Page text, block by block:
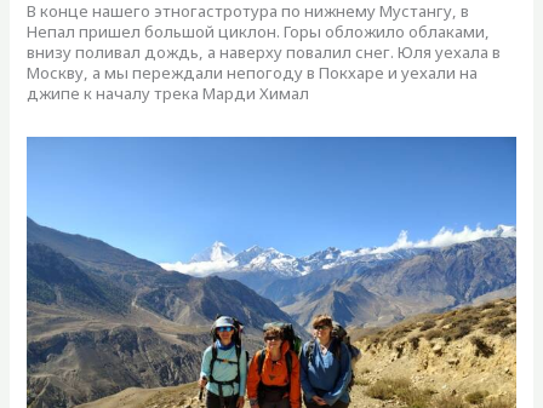
В конце нашего этногастротура по нижнему Мустангу, в
Непал пришел большой циклон. Горы обложило облаками,
внизу поливал дождь, а наверху повалил снег. Юля уехала в
Москву, а мы переждали непогоду в Покхаре и уехали на
джипе к началу трека Марди Химал